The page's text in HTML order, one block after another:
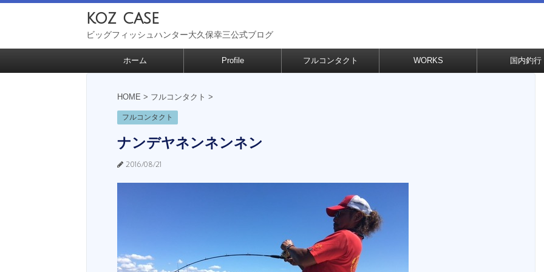
koz case
ビッグフィッシュハンター大久保幸三公式ブログ
ホーム Profile フルコンタクト WORKS 国内釣行
HOME > フルコンタクト >
フルコンタクト
ナンデヤネンネンネン
2016/08/21